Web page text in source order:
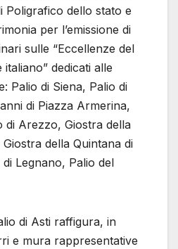
Poligrafico dello stato e
per l’emissione di
sulle “Eccellenze del
dedicati alle
Palio di Siena, Palio di
di Piazza Armerina,
di Arezzo, Giostra della
della Quintana di
Legnano, Palio del
di Asti raffigura, in
e mura rappresentative